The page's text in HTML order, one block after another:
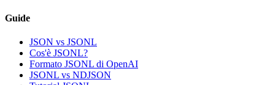
Guide
JSON vs JSONL
Cos'è JSONL?
Formato JSONL di OpenAI
JSONL vs NDJSON